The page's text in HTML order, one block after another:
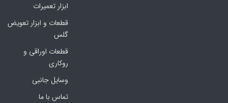
ابزار تعمیرات
قطعات و ابزار تعویض
گلس
قطعات اوراقی و
روکاری
وسایل جانبی
تماس با ما